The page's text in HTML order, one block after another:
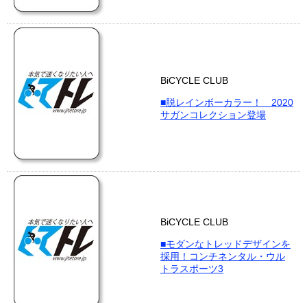
BiCYCLE CLUB
■脱レインボーカラー！ 2020
サガンコレクション登場
BiCYCLE CLUB
■モダンなトレッドデザインを
採用！コンチネンタル・ウル
トラスポーツ3